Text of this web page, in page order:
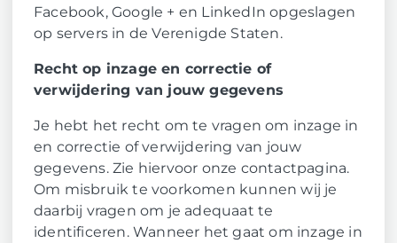
Facebook, Google + en LinkedIn opgeslagen
op servers in de Verenigde Staten.
Recht op inzage en correctie of
verwijdering van jouw gegevens
Je hebt het recht om te vragen om inzage in
en correctie of verwijdering van jouw
gegevens. Zie hiervoor onze contactpagina.
Om misbruik te voorkomen kunnen wij je
daarbij vragen om je adequaat te
identificeren. Wanneer het gaat om inzage in